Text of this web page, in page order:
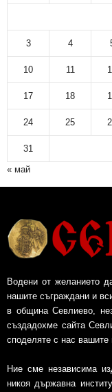
3 4
10 11
17 18
24 25
31
« май
Водени от желанието
нашите съграждани и
в община Севлиево,
създадохме сайта
споделяте с нас
Ние сме независима
никоя държавна